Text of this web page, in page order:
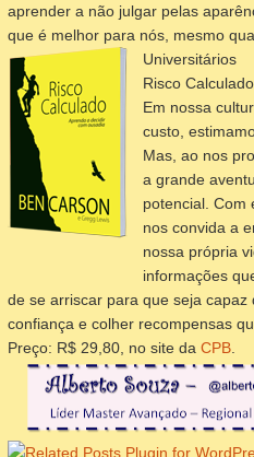
aprender a não julgar pelas
que é melhor para nós, mesmo
Universitários
Risco
Em nossa
custo,
Mas, ao nos
a grande
potencial. Com
nos convida a
nossa própria
informações
de se arriscar para que seja capaz
confiança e colher recompensas
Preço: R$ 29,80, no site da CPB